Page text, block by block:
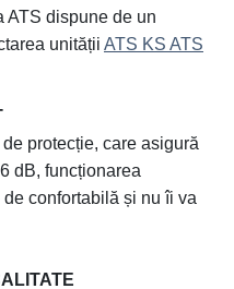
ATS dispune de un
unității ATS KS ATS
protecție, care asigură
dB, funcționarea
confortabilă și nu îi va